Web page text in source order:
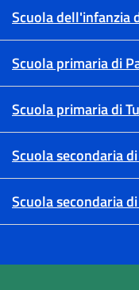
Scuola dell'infanzia
Scuola primaria di
Scuola primaria di
Scuola secondaria
Scuola secondaria